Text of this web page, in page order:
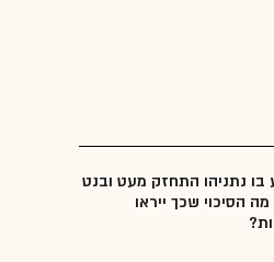
בו נתניהו התחזק מעט ובנט
הסיכוי שכך ייראו